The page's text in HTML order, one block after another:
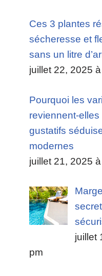
Ces 3 plantes
sécheresse et
sans un litre
juillet 22, 2025
Pourquoi les
reviennent-
gustatifs
modernes
juillet 21, 2025
juillet
pm